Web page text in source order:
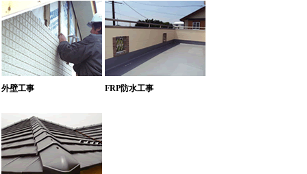
外壁工事 FRP防水工事